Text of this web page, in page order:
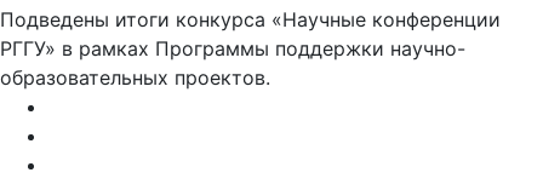
Подведены итоги конкурса «Научные конференции
РГГУ» в рамках Программы поддержки научно-
образовательных проектов.